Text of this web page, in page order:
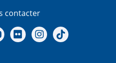
contacter
X - (twitter)
Notre chaine Youtube
Notre Gallerie sur Flickr
Notre Instagram